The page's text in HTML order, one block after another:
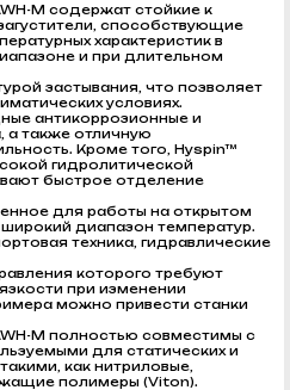
M содержат стойкие к
способствующие
характеристик в
и при длительном
застывания, что позволяет
условиях.
антикоррозионные и
а также отличную
Кроме того, Hyspin™
гидролитической
быстрое отделение
для работы на открытом
диапазон температур.
техника, гидравлические
которого требуют
при изменении
можно привести станки
M полностью совместимы с
для статических и
как нитриловые,
полимеры (Viton).